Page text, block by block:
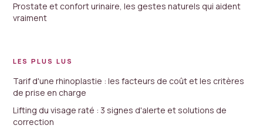
Prostate et confort urinaire, les gestes naturels qui aident
vraiment
LES PLUS LUS
Tarif d'une rhinoplastie : les facteurs de coût et les critères
de prise en charge
Lifting du visage raté : 3 signes d'alerte et solutions de
correction